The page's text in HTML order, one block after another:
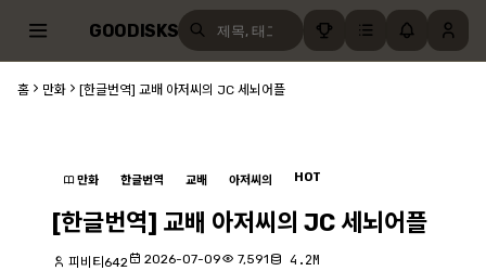
GOODISKS
홈 만화 [한글번역] 교배 아저씨의 JC 세뇌어플
만화 한글번역 교배 아저씨의 HOT
[한글번역] 교배 아저씨의 JC 세뇌어플
피비티642 2026-07-09 7,591 4.2M